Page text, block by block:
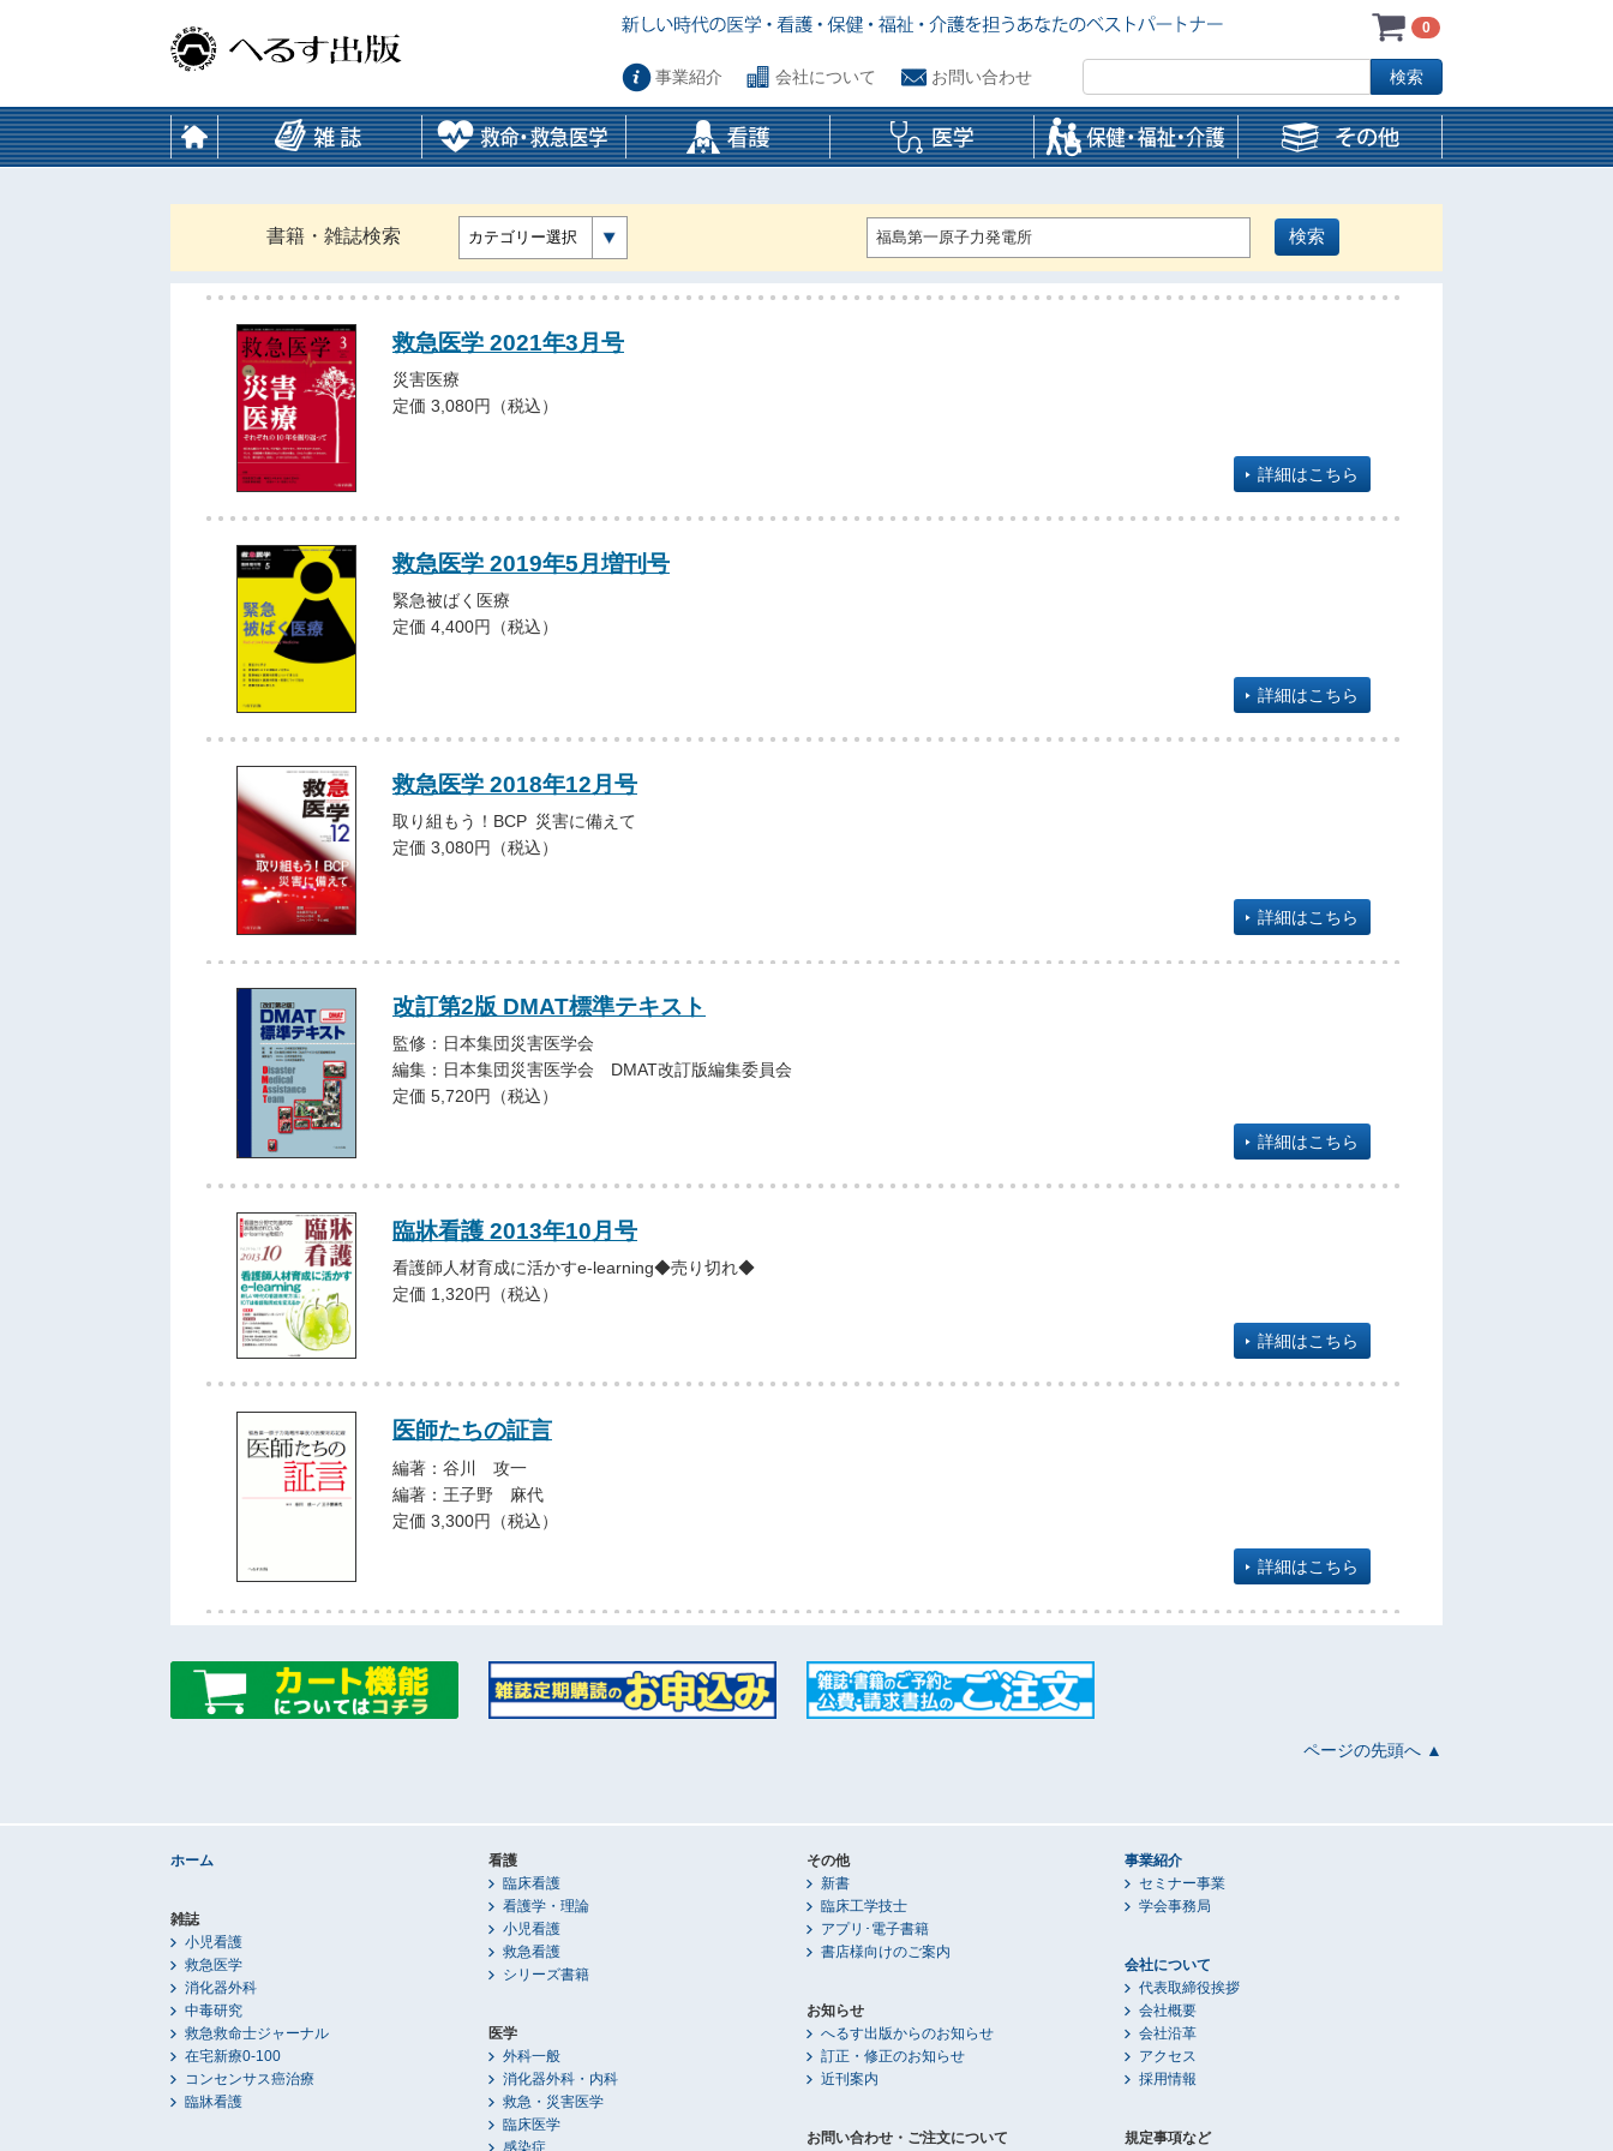
0
事業紹介 会社について お問い合わせ
書籍・雑誌検索 カテゴリー選択
救急医学 2021年3月号
災害医療
定価 3,080円（税込）
詳細はこちら
救急医学 2019年5月増刊号
緊急被ばく医療
定価 4,400円（税込）
詳細はこちら
救急医学 2018年12月号
取り組もう！BCP 災害に備えて
定価 3,080円（税込）
詳細はこちら
改訂第2版 DMAT標準テキスト
監修：日本集団災害医学会
編集：日本集団災害医学会 DMAT改訂版編集委員会
定価 5,720円（税込）
詳細はこちら
臨牀看護 2013年10月号
看護師人材育成に活かすe-learning◆売り切れ◆
定価 1,320円（税込）
詳細はこちら
医師たちの証言
編著：谷川 攻一
編著：王子野 麻代
定価 3,300円（税込）
詳細はこちら
ページの先頭へ ▲
ホーム
雑誌
小児看護
救急医学
消化器外科
中毒研究
救急救命士ジャーナル
在宅新療0-100
コンセンサス癌治療
臨牀看護
看護
臨床看護
看護学・理論
小児看護
救急看護
シリーズ書籍
医学
外科一般
消化器外科・内科
救急・災害医学
臨床医学
感染症
その他
新書
臨床工学技士
アプリ･電子書籍
書店様向けのご案内
お知らせ
へるす出版からのお知らせ
訂正・修正のお知らせ
近刊案内
お問い合わせ・ご注文について
事業紹介
セミナー事業
学会事務局
会社について
代表取締役挨拶
会社概要
会社沿革
アクセス
採用情報
規定事項など